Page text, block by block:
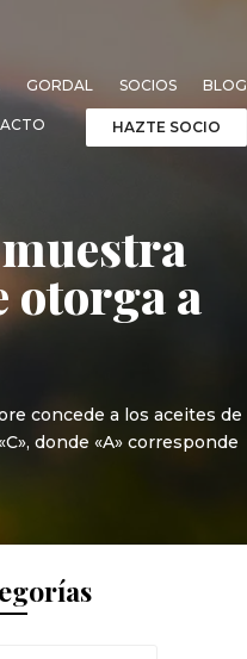
GORDAL SOCIOS BLOG
HAZTE SOCIO
otorga a
concede a los aceites de
donde «A» corresponde